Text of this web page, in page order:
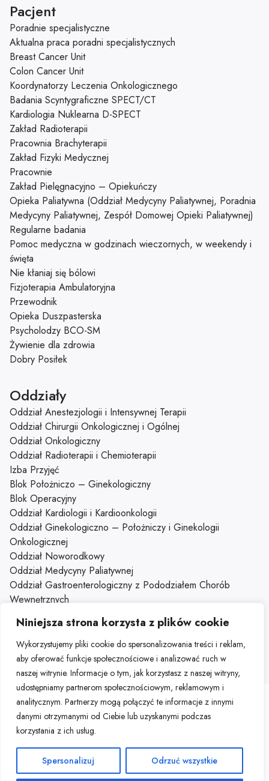
Niniejsza strona korzysta z plików cookie
Wykorzystujemy pliki cookie do spersonalizowania treści i reklam,
aby oferować funkcje społecznościowe i analizować ruch w
naszej witrynie. Informacje o tym, jak korzystasz z naszej witryny,
udostępniamy partnerom społecznościowym, reklamowym i
analitycznym. Partnerzy mogą połączyć te informacje z innymi
danymi otrzymanymi od Ciebie lub uzyskanymi podczas
korzystania z ich usług.
Spersonalizuj Odrzuć wszystkie
Pacjent
Poradnie specjalistyczne
Aktualna praca poradni specjalistycznych
Breast Cancer Unit
Colon Cancer Unit
Koordynatorzy Leczenia Onkologicznego
Badania Scyntygraficzne SPECT/CT
Kardiologia Nuklearna D-SPECT
Zakład Radioterapii
Pracownia Brachyterapii
Zakład Fizyki Medycznej
Pracownie
Zakład Pielęgnacyjno – Opiekuńczy
Opieka Paliatywna (Oddział Medycyny Paliatywnej, Poradnia
Medycyny Paliatywnej, Zespół Domowej Opieki Paliatywnej)
Regularne badania
Pomoc medyczna w godzinach wieczornych, w weekendy i
święta
Nie kłaniaj się bólowi
Fizjoterapia Ambulatoryjna
Przewodnik
Opieka Duszpasterska
Psycholodzy BCO-SM
Żywienie dla zdrowia
Dobry Posiłek
Oddziały
Oddział Anestezjologii i Intensywnej Terapii
Oddział Chirurgii Onkologicznej i Ogólnej
Oddział Onkologiczny
Oddział Radioterapii i Chemioterapii
Izba Przyjęć
Blok Położniczo – Ginekologiczny
Blok Operacyjny
Oddział Kardiologii i Kardioonkologii
Oddział Ginekologiczno – Położniczy i Ginekologii
Onkologicznej
Oddział Noworodkowy
Oddział Medycyny Paliatywnej
Oddział Gastroenterologiczny z Pododziałem Chorób
Wewnętrznych
Oddział Dzienny Kliniki Onkologii
Klinika Onkologii
Mapa stronyDeklaracja dostępnościPortal HR
Portal pracowniczy